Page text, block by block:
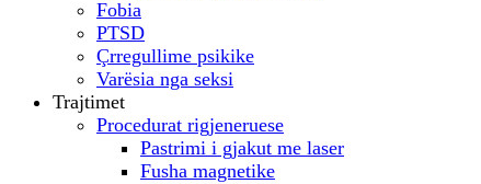
Fobia
PTSD
Çrregullime psikike
Varësia nga seksi
Trajtimet
Procedurat rigjeneruese
Pastrimi i gjakut me laser
Fusha magnetike